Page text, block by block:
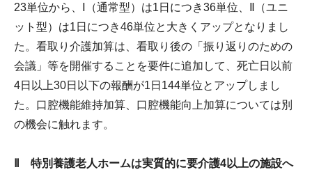
23単位から、Ⅰ（通常型）は1日につき36単位、Ⅱ（ユニ
ット型）は1日につき46単位と大きくアップとなりまし
た。看取り介護加算は、看取り後の「振り返りのための
会議」等を開催することを要件に追加して、死亡日以前
4日以上30日以下の報酬が1日144単位とアップしまし
た。口腔機能維持加算、口腔機能向上加算については別
の機会に触れます。
Ⅱ 特別養護老人ホームは実質的に要介護4以上の施設へ